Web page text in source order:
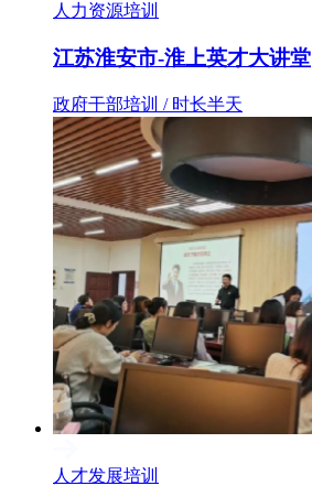
人力资源培训
江苏淮安市-淮上英才大讲堂
政府干部培训 / 时长半天
人才发展培训